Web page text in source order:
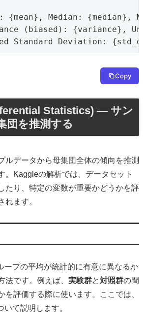
{mean}, Median: {median},
(biased): {variance},
Standard Deviation:
Copy
Statistics) — サン
団を推測する
ルデータから母集団全体の傾向を推測
。Kaggleの解析では、データセット
たり、特定の変数が重要かどうかを評
れます。
ープの平均が統計的に有意に異なるか
法です。例えば、 実験群と対照群の間
を評価する際に使います。ここでは、
いて説明します。